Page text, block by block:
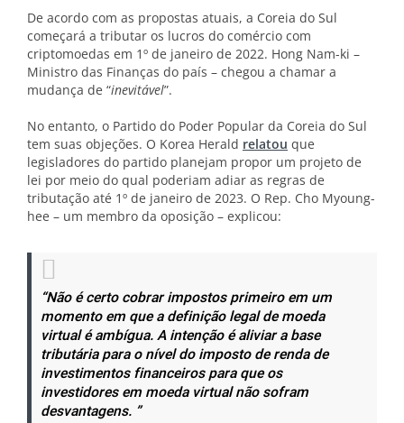
De acordo com as propostas atuais, a Coreia do Sul
começará a tributar os lucros do comércio com
criptomoedas em 1º de janeiro de 2022. Hong Nam-ki –
Ministro das Finanças do país – chegou a chamar a
mudança de “inevitável”.
No entanto, o Partido do Poder Popular da Coreia do Sul
tem suas objeções. O Korea Herald relatou que
legisladores do partido planejam propor um projeto de
lei por meio do qual poderiam adiar as regras de
tributação até 1º de janeiro de 2023. O Rep. Cho Myoung-
hee – um membro da oposição – explicou:
“Não é certo cobrar impostos primeiro em um
momento em que a definição legal de moeda
virtual é ambígua. A intenção é aliviar a base
tributária para o nível do imposto de renda de
investimentos financeiros para que os
investidores em moeda virtual não sofram
desvantagens. ”